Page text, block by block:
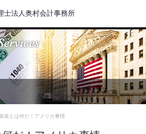
士法人奥村会計事務所
産とは何だ！アメリカ事情